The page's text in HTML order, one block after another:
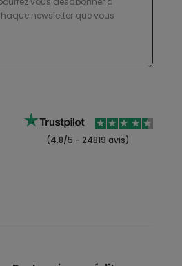
newsletter que vous
(4.8/5 - 24819 avis)